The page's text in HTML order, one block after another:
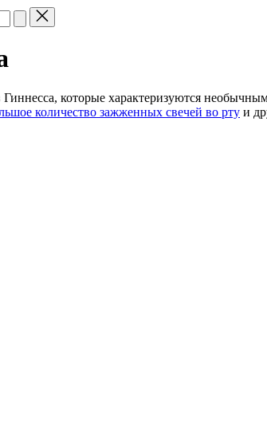
которые характеризуются
количество зажженных свечей во рту и